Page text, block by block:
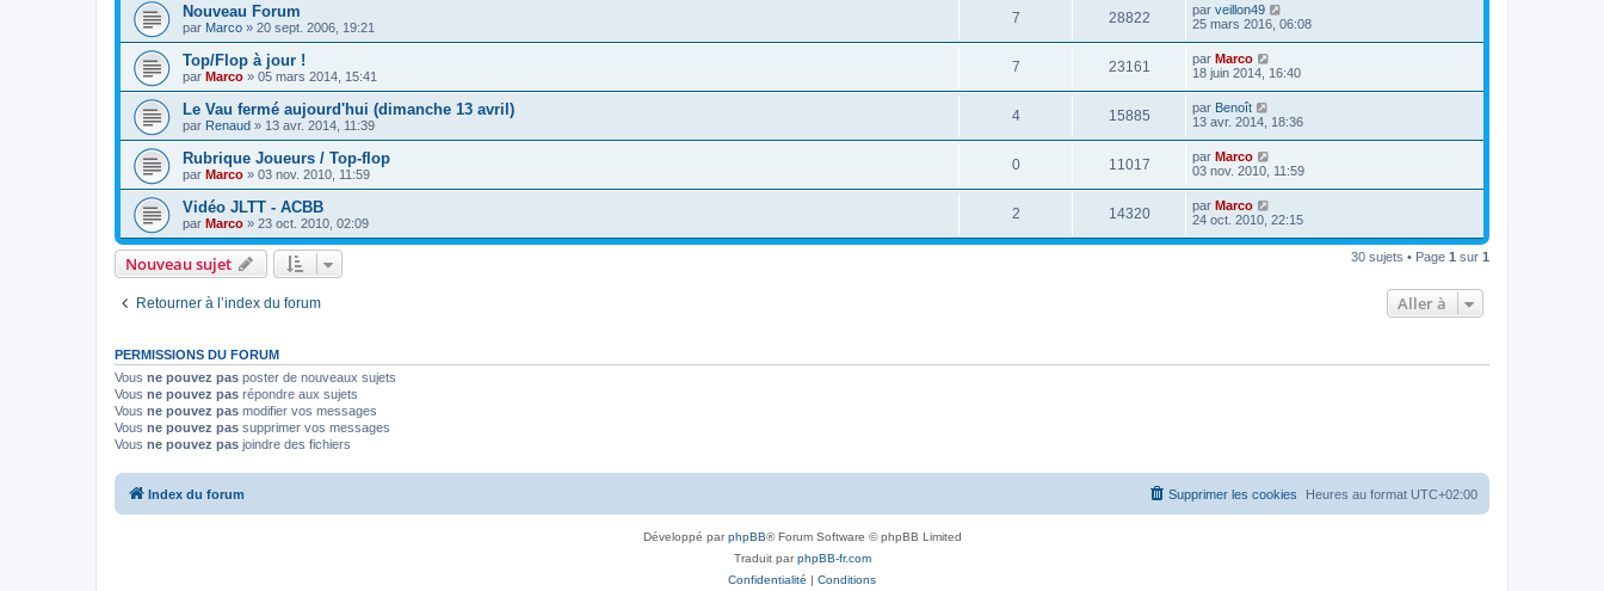
Nouveau Forum
par Marco » 20 sept. 2006, 19:21
7 28822 par veillon49
25 mars 2016, 06:08
Top/Flop à jour !
par Marco » 05 mars 2014, 15:41
7 23161 par Marco
18 juin 2014, 16:40
Le Vau fermé aujourd'hui (dimanche 13 avril)
par Renaud » 13 avr. 2014, 11:39
4 15885 par Benoît
13 avr. 2014, 18:36
Rubrique Joueurs / Top-flop
par Marco » 03 nov. 2010, 11:59
0 11017 par Marco
03 nov. 2010, 11:59
Vidéo JLTT - ACBB
par Marco » 23 oct. 2010, 02:09
2 14320 par Marco
24 oct. 2010, 22:15
Nouveau sujet 30 sujets • Page 1 sur 1
Retourner à l’index du forum Aller à
PERMISSIONS DU FORUM
Vous ne pouvez pas poster de nouveaux sujets
Vous ne pouvez pas répondre aux sujets
Vous ne pouvez pas modifier vos messages
Vous ne pouvez pas supprimer vos messages
Vous ne pouvez pas joindre des fichiers
Index du forum Heures au format UTC+02:00
Supprimer les cookies
Développé parphpBB® Forum Software © phpBB Limited
Traduit parphpBB-fr.com
Confidentialité | Conditions